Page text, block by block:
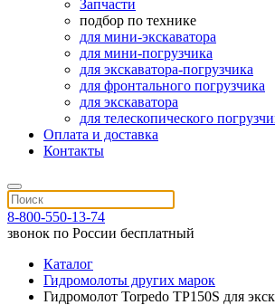
Запчасти
подбор по технике
для мини-экскаватора
для мини-погрузчика
для экскаватора-погрузчика
для фронтального погрузчика
для экскаватора
для телескопического
Оплата и доставка
Контакты
8-800-550-13-74
звонок по России бесплатный
Каталог
Гидромолоты других марок
Гидромолот Torpedo TP150S для